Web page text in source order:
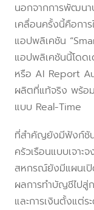
นอกจากการพัฒนา
เคลื่อนครั้งนี้คือการ
แอปพลิเคชัน
แอปพลิเคชันนี้โดด
หรือ AI Report
ผลิตที่แท้จริง พร้อ
แบบ Real-Time
ที่สำคัญยังมีฟังก์ชัน
ครัวเรือนแบบเจา
สหกรณ์ยังมีแผนเปิ
ผลการทำบัญชีไปสู่
และการเงินตั้งแต่